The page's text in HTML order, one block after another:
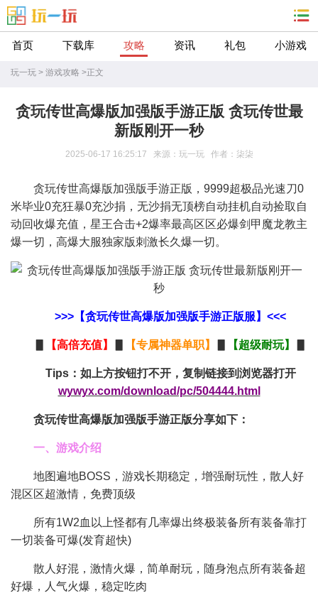
首页 下载库 攻略 资讯 礼包 小游戏
玩一玩 > 游戏攻略 >正文
贪玩传世高爆版加强版手游正版 贪玩传世最
新版刚开一秒
2025-06-17 16:25:17 来源：玩一玩 作者：柒柒
贪玩传世高爆版加强版手游正版，9999超极品光速刀0
米毕业0充狂暴0充沙捐，无沙捐无顶榜自动挂机自动捡取自
动回收爆充值，星王合击+2爆率最高区区必爆剑甲魔龙教主
爆一切，高爆大服独家版刺激长久爆一切。
>>>【贪玩传世高爆版加强版手游正版服】<<<
【高倍充值】 【专属神器单职】 【超级耐玩】
Tips：如上方按钮打不开，复制链接到浏览器打开
wywyx.com/download/pc/504444.html
贪玩传世高爆版加强版手游正版分享如下：
一、游戏介绍
地图遍地BOSS，游戏长期稳定，增强耐玩性，散人好
混区区超激情，免费顶级
所有1W2血以上怪都有几率爆出终极装备所有装备靠打
一切装备可爆(发育超快)
散人好混，激情火爆，简单耐玩，随身泡点所有装备超
好爆，人气火爆，稳定吃肉